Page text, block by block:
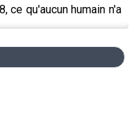
ce qu'aucun humain n'a